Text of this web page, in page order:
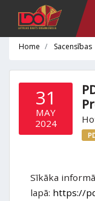
Home Sacensības
31
MAY
2024
Sīkāka
lapā: https://